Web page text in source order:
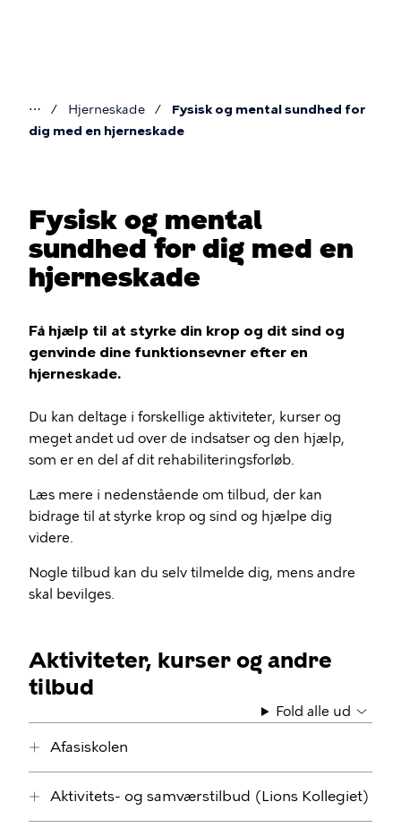
Du
⋯ Hjerneskade
Fysisk og mental sundhed for
dig med en hjerneskade
Fysisk og mental
sundhed for dig med en
hjerneskade
Få hjælp til at styrke din krop og dit sind og
genvinde dine funktionsevner efter en
hjerneskade.
Du kan deltage i forskellige aktiviteter, kurser og
meget andet ud over de indsatser og den hjælp,
som er en del af dit rehabiliteringsforløb.
Læs mere i nedenstående om tilbud, der kan
bidrage til at styrke krop og sind og hjælpe dig
videre.
Nogle tilbud kan du selv tilmelde dig, mens andre
skal bevilges.
Aktiviteter, kurser og andre
tilbud
Fold alle ud
Afasiskolen
Aktivitets- og samværstilbud (Lions Kollegiet)